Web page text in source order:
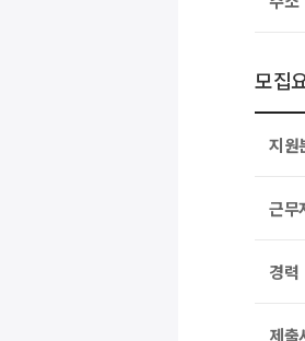
모집
지원
근무
경력
제출